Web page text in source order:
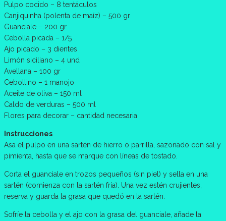
Pulpo cocido – 8 tentáculos
Canjiquinha (polenta de maíz) – 500 gr
Guanciale – 200 gr
Cebolla picada – 1/5
Ajo picado – 3 dientes
Limón siciliano – 4 und
Avellana – 100 gr
Cebollino – 1 manojo
Aceite de oliva – 150 ml
Caldo de verduras – 500 ml
Flores para decorar – cantidad necesaria
Instrucciones
Asa el pulpo en una sartén de hierro o parrilla, sazonado con sal y
pimienta, hasta que se marque con líneas de tostado.
Corta el guanciale en trozos pequeños (sin piel) y sella en una
sartén (comienza con la sartén fría). Una vez estén crujientes,
reserva y guarda la grasa que quedó en la sartén.
Sofríe la cebolla y el ajo con la grasa del guanciale, añade la